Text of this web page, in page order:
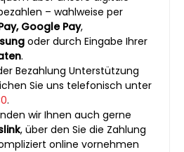
– wahlweise per
Google Pay,
oder durch Eingabe Ihrer
.
Bezahlung Unterstützung
Sie uns telefonisch unter
.
wir Ihnen auch gerne
, über den Sie die Zahlung
online vornehmen